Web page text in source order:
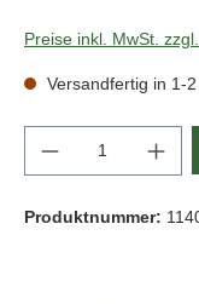
Preise inkl. MwSt.
Versandfertig in 1-
Produkt
Produktnummer: